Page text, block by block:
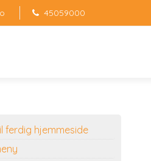
45059000
ferdig hjemmeside